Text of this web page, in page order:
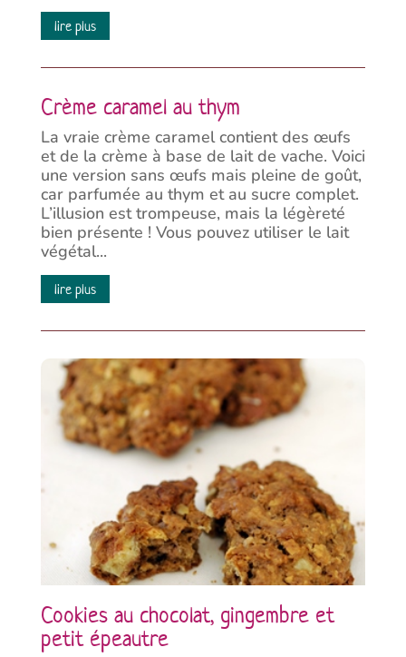
lire plus
Crème caramel au thym
La vraie crème caramel contient des œufs
et de la crème à base de lait de vache. Voici
une version sans œufs mais pleine de goût,
car parfumée au thym et au sucre complet.
L’illusion est trompeuse, mais la légèreté
bien présente ! Vous pouvez utiliser le lait
végétal...
lire plus
Cookies au chocolat, gingembre et
petit épeautre